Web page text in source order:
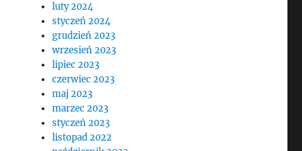
luty 2024
styczeń 2024
grudzień 2023
wrzesień 2023
lipiec 2023
czerwiec 2023
maj 2023
marzec 2023
styczeń 2023
listopad 2022